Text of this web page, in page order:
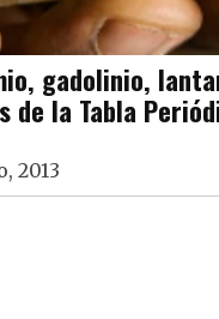
gadolinio,
de la Tabla
2013